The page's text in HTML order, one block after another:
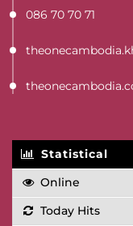
086 70 70 71
Statistical
Online
Today Hits